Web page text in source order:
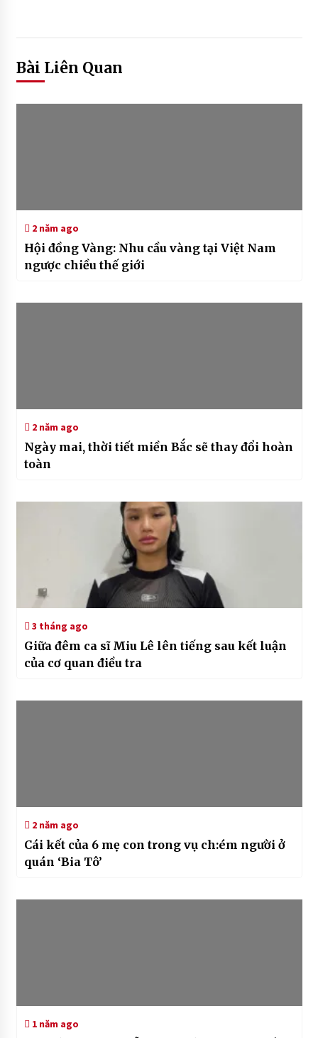
Bài Liên Quan
2 năm ago
Hội đồng Vàng: Nhu cầu vàng tại Việt Nam
ngược chiều thế giới
2 năm ago
Ngày mai, thời tiết miền Bắc sẽ thay đổi hoàn
toàn
3 tháng ago
Giữa đêm ca sĩ Miu Lê lên tiếng sau kết luận
của cơ quan điều tra
2 năm ago
Cái kết của 6 mẹ con trong vụ ch:ém người ở
quán ‘Bia Tô’
1 năm ago